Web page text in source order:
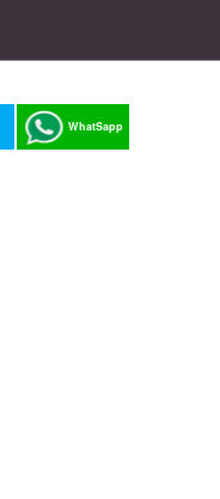
WhatSapp